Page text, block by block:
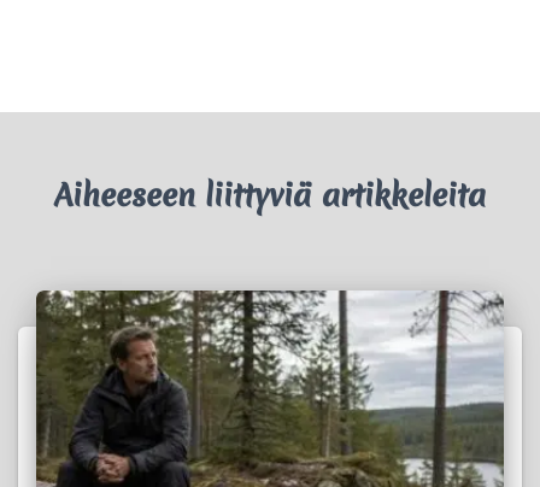
Aiheeseen liittyviä artikkeleita